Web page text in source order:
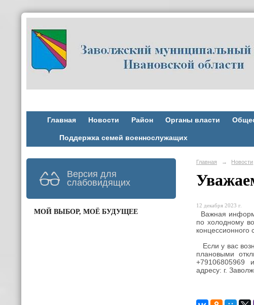
Главная Новости Район Органы власти
Поддержка семей военнослужащих
Версия для
слабовидящих
МОЙ ВЫБОР, МОЁ БУДУЩЕЕ
Главная → Новости
12 декабря 2023 г.
Важная
по холодному
концессионного
Если у вас
плановыми
+79106805969
адресу: г.